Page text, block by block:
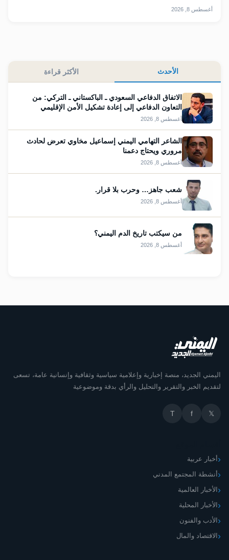
أغسطس 8, 2026
الأحدث الأكثر قراءة
الاتفاق الدفاعي السعودي ـ الباكستاني ـ التركي: من
التعاون الدفاعي إلى إعادة تشكيل الأمن الإقليمي
أغسطس 8, 2026
الشاعر التهامي اليمني إسماعيل مخاوي تعرض لحادث
مروري ويحتاج دعمنا
أغسطس 8, 2026
شعب جاهز… وحرب بلا قرار.
أغسطس 8, 2026
من سيكتب تاريخ الدم اليمني؟
أغسطس 8, 2026
اليمني الجديد، منصة إخبارية وإعلامية سياسية وثقافية وإنسانية عامة، تسعى
لتقديم الخبر والتقرير والتحليل والرأي بدقة وموضوعية
𝕏
f
T
أخبار عربية
أنشطة المجتمع المدني
الأخبار العالمية
الأخبار المحلية
الأدب والفنون
الاقتصاد والمال